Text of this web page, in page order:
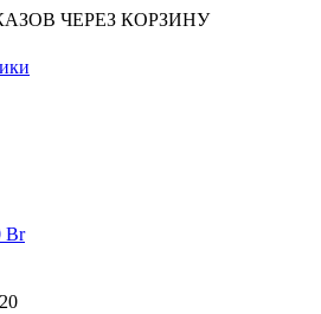
ЧЕРЕЗ КОРЗИНУ
Br